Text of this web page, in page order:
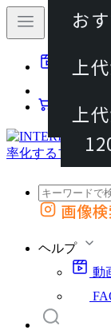
動画マ
カート
外部サイトの
画像
ヘルプ
動
お
上
上